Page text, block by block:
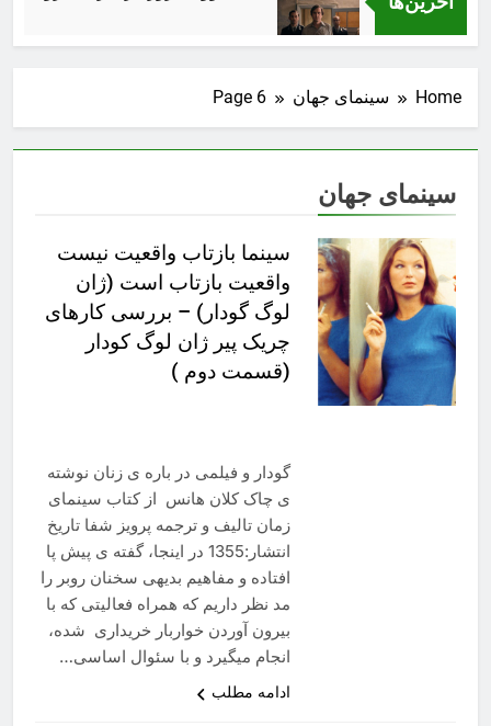
Home سینمای جهان Page 6
سینمای جهان
سینما بازتاب واقعیت نیست
واقعیت بازتاب است (ژان
لوگ گودار) – بررسی کارهای
چریک پیر ژان لوگ کودار
(قسمت دوم )
گودار و فیلمی در باره ی زنان نوشته
ی چاک کلان هانس از کتاب سینمای
زمان تالیف و ترجمه پرویز شفا تاریخ
انتشار:1355 در اینجا، گفته ی پیش پا
افتاده و مفاهیم بدیهی سخنان روبر را
مد نظر داریم که همراه فعالیتی که با
بیرون آوردن خواربار خریداری شده،
انجام میگیرد و با سئوال اساسی…
ادامه مطلب